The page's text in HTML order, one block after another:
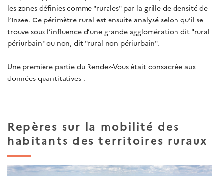
les zones définies comme "rurales" par la grille de densité de
l’Insee. Ce périmètre rural est ensuite analysé selon qu’il se
trouve sous l’influence d’une grande agglomération dit "rural
périurbain" ou non, dit "rural non périurbain".
Une première partie du Rendez-Vous était consacrée aux
données quantitatives :
Repères sur la mobilité des
habitants des territoires ruraux